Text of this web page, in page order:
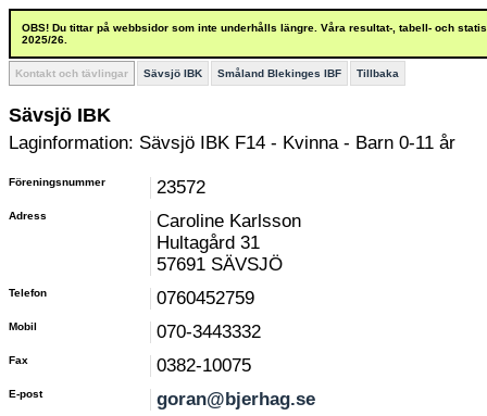
OBS! Du tittar på webbsidor som inte underhålls längre. Våra resultat-, tabell- och
2025/26.
Kontakt och tävlingar Sävsjö IBK Småland Blekinges IBF Tillbaka
Sävsjö IBK
Laginformation: Sävsjö IBK F14 - Kvinna - Barn 0-11 år
Föreningsnummer 23572
Adress
Caroline Karlsson
Hultagård 31
57691 SÄVSJÖ
Telefon 0760452759
Mobil 070-3443332
Fax 0382-10075
E-post goran@bjerhag.se